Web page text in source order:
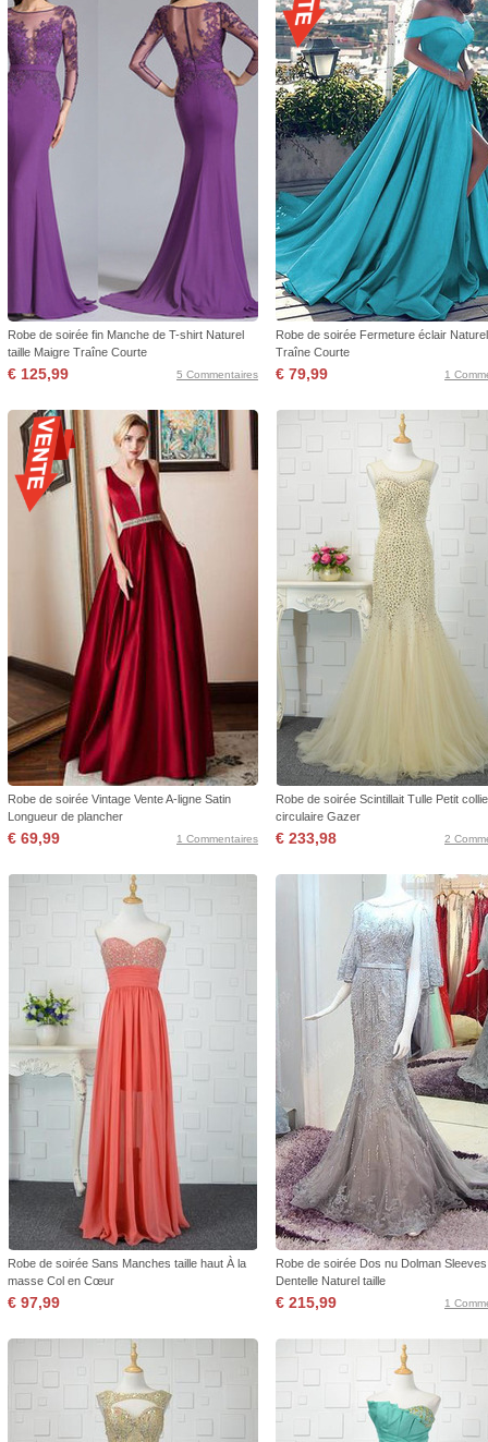
Robe de soirée fin Manche de T-shirt Naturel
taille Maigre Traîne Courte
€ 125,99 5 Commentaires
Robe de soirée Fermeture éclair
Traîne Courte
€ 79,99 1
Robe de soirée Vintage Vente A-ligne Satin
Longueur de plancher
€ 69,99 1 Commentaires
Robe de soirée Scintillait Tulle Petit
circulaire Gazer
€ 233,98 2
Robe de soirée Sans Manches taille haut À la
masse Col en Cœur
€ 97,99
Robe de soirée Dos nu Dolman Sleeves
Dentelle Naturel taille
€ 215,99 1